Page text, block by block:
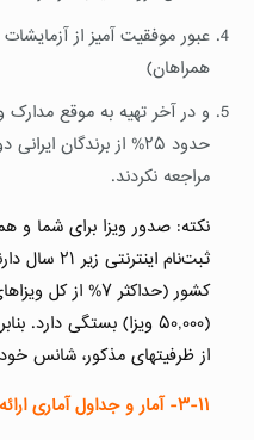
عبور موفقیت آمیز از
همراهان)
و در آخر تهیه به موقع
مراجعه نکردند.
نکته: صدور ویزا برای شما و
ثبت‌نام
کشور (حداکثر ۷%
(۵۰,۰۰۰ ویزا) بستگی
از ظرفیتهای مذکور، شانس
۳-۱۱- آمار و جداول آماری